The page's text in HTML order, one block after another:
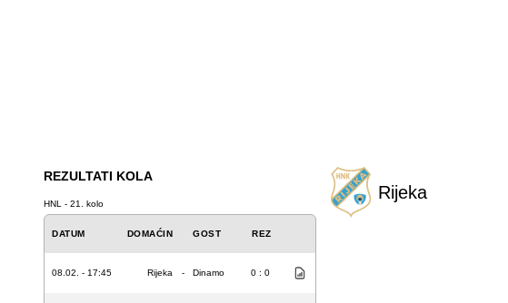
REZULTATI KOLA
HNL - 21. kolo
DATUM DOMAĆIN GOST REZ
08.02. - 17:45 Rijeka - Dinamo 0 : 0
Rijeka